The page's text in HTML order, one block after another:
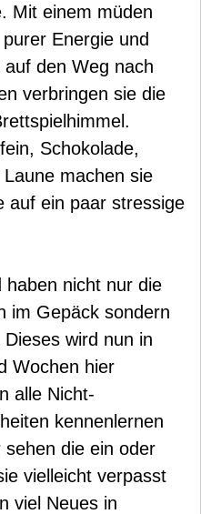
Mit einem müden
Energie und
den Weg nach
verbringen sie die
Schokolade,
machen sie
auf ein paar stressige
haben nicht nur die
im Gepäck sondern
wird nun in
Wochen hier
alle Nicht-
kennenlernen
die ein oder
vielleicht verpasst
viel Neues in